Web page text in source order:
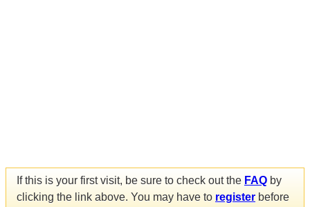
If this is your first visit, be sure to check out the FAQ by
clicking the link above. You may have to register before